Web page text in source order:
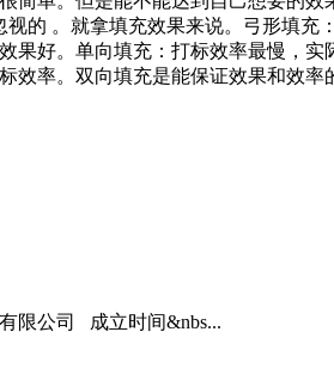
的 。就拿填充效果来说。弓形填充
好。单向填充：打标效率最慢，实
率。双向填充是能保证效果和效率
限公司 成立时间&nbs...